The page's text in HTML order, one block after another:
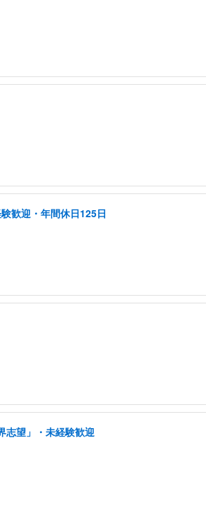
歓迎・年間休日125日
志望」・未経験歓迎